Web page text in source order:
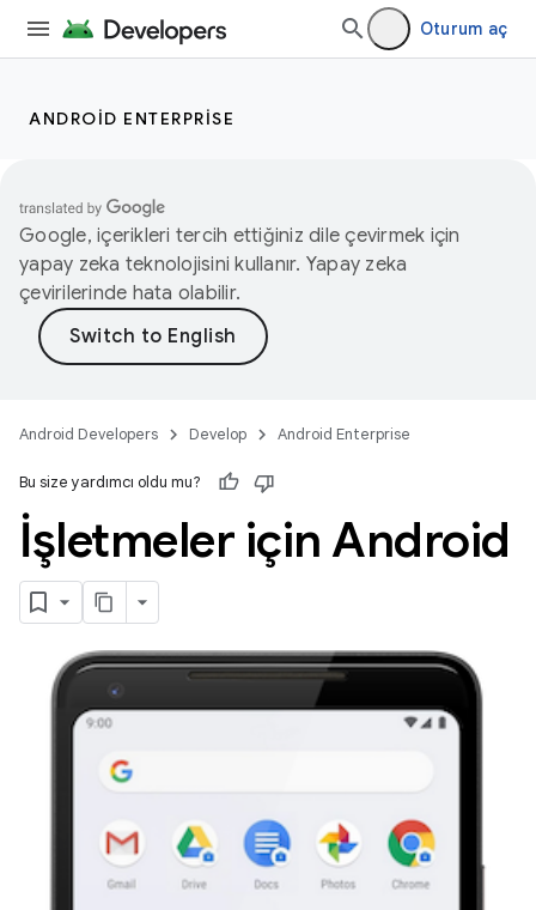
Oturum aç
ANDROID ENTERPRISE
Google, içerikleri tercih ettiğiniz dile çevirmek için
yapay zeka teknolojisini kullanır. Yapay zeka
çevirilerinde hata olabilir.
Android Developers Develop Android Enterprise
Bu size yardımcı oldu mu?
İşletmeler için Android